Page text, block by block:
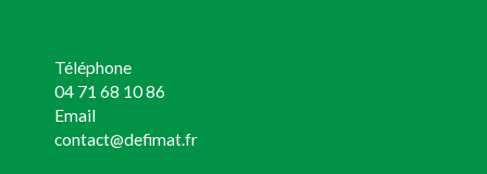
Téléphone
04 71 68 10 86
Email
contact@defimat.fr